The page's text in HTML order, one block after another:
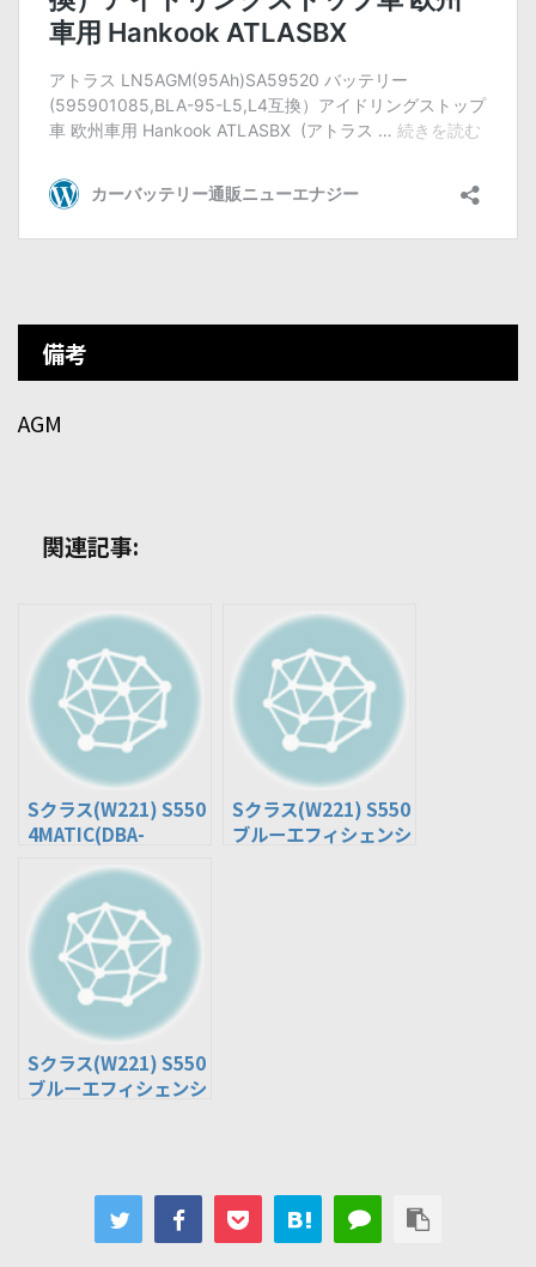
備考
AGM
関連記事:
Sクラス(W221) S550
4MATIC(DBA-
Sクラス(W221) S550
ブルーエフィシェンシ
Sクラス(W221) S550
ブルーエフィシェンシ